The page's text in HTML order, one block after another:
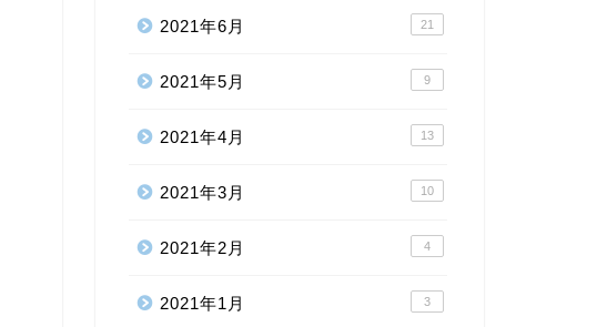
2021年6月 21
2021年5月 9
2021年4月 13
2021年3月 10
2021年2月 4
2021年1月 3